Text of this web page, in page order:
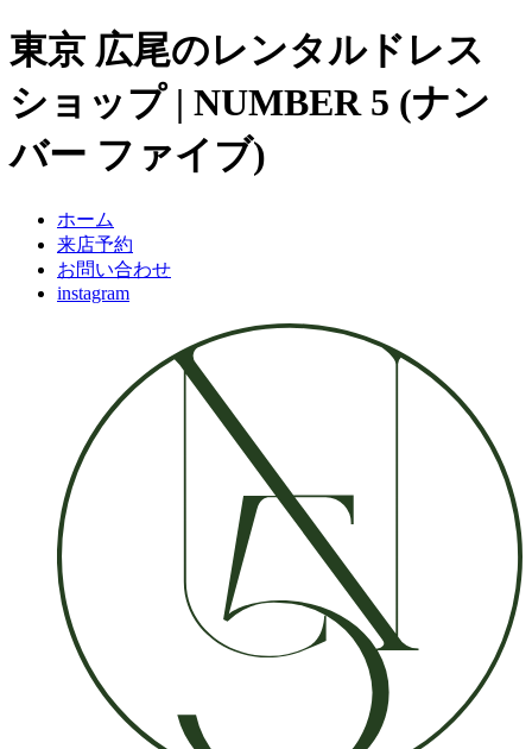
東京 広尾のレンタルドレス
ショップ | NUMBER 5 (ナン
バー ファイブ)
ホーム
来店予約
お問い合わせ
instagram